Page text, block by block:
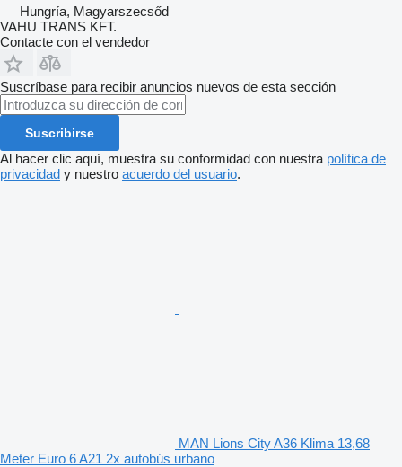
Hungría, Magyarszecsőd
VAHU TRANS KFT.
Contacte con el vendedor
Suscríbase para recibir anuncios nuevos de esta sección
Suscribirse
Al hacer clic aquí, muestra su conformidad con nuestra política de
privacidad y nuestro acuerdo del usuario.
MAN Lions City A36 Klima 13,68
Meter Euro 6 A21 2x autobús urbano